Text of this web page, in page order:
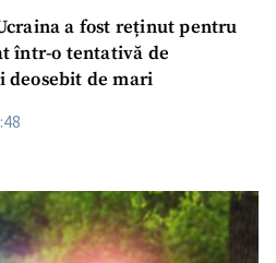
a fost reținut pentru
într-o tentativă de
deosebit de mari